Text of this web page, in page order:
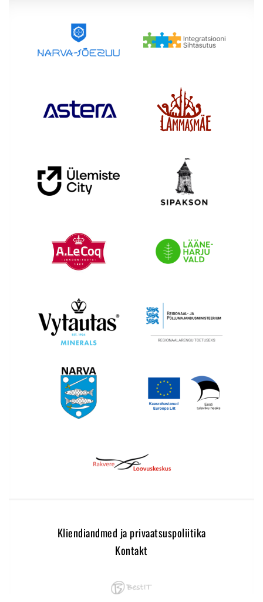
Kliendiandmed ja privaatsuspoliitika
Kontakt